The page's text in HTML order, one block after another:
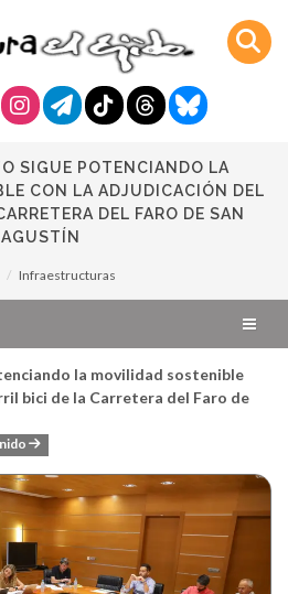
SIGUE POTENCIANDO LA
CON LA ADJUDICACIÓN DEL
DEL FARO DE SAN
AGUSTÍN
Infraestructuras
la movilidad sostenible
bici de la Carretera del Faro de